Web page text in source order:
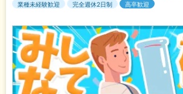
業種未経験歓迎
完全週休2日制 高卒歓迎